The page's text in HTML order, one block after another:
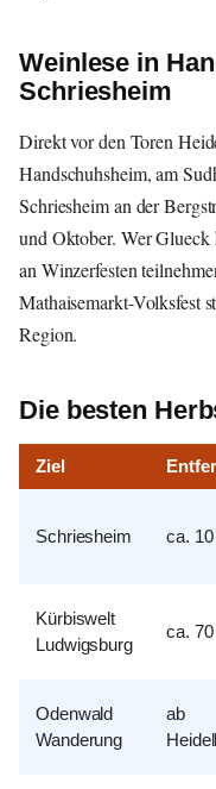
Weinlese in
Schriesheim
Direkt vor den Toren
Handschuhsheim, am
Schriesheim an der
und Oktober. Wer Glueck
an Winzerfesten
Mathaisemarkt-Volksfest
Region.
Die besten
Ziel
Schriesheim ca.
Kürbiswelt
Ludwigsburg
ca.
Odenwald
Wanderung
ab